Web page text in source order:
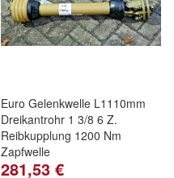
Euro Gelenkwelle L1110mm
Dreikantrohr 1 3/8 6 Z.
Reibkupplung 1200 Nm
Zapfwelle
281,53 €